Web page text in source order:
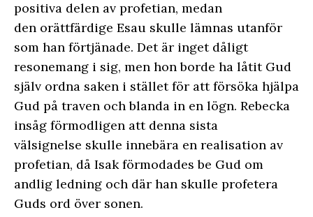
positiva delen av profetian, medan
den orättfärdige Esau skulle lämnas utanför
som han förtjänade. Det är inget dåligt
resonemang i sig, men hon borde ha låtit Gud
själv ordna saken i stället för att försöka hjälpa
Gud på traven och blanda in en lögn. Rebecka
insåg förmodligen att denna sista
välsignelse skulle innebära en realisation av
profetian, då Isak förmodades be Gud om
andlig ledning och där han skulle profetera
Guds ord över sonen.